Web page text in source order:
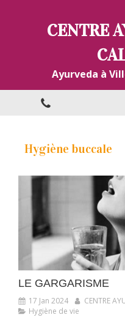
CENTRE
Ayurveda à
Hygiène buccale
LE GARGARISME
17 Jan 2024
CENTRE
Hygiène de vie